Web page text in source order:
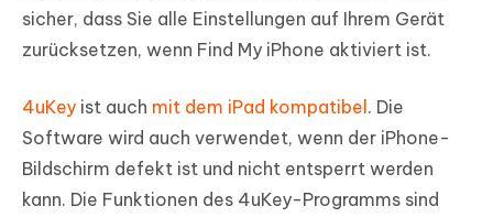
sicher, dass Sie alle Einstellungen auf Ihrem Gerät
zurücksetzen, wenn Find My iPhone aktiviert ist.
4uKey ist auch mit dem iPad kompatibel. Die
Software wird auch verwendet, wenn der iPhone-
Bildschirm defekt ist und nicht entsperrt werden
kann. Die Funktionen des 4uKey-Programms sind